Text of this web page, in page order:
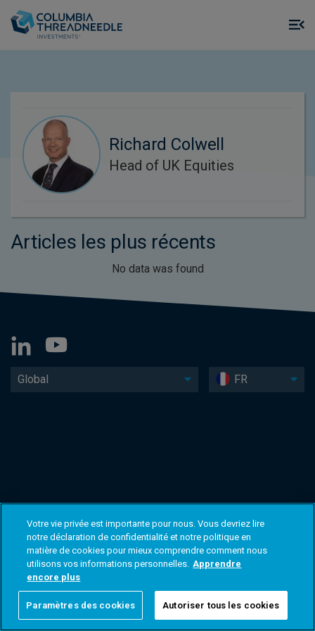
Richard Colwell
Head of UK Equities
Articles les plus récents
No data was found
Global FR
Votre vie privée est importante pour nous. Vous devriez lire
notre déclaration de confidentialité et notre politique en
matière de cookies pour mieux comprendre comment nous
utilisons vos informations personnelles. Apprendre
encore plus
Paramètres des cookies Autoriser tous les cookies